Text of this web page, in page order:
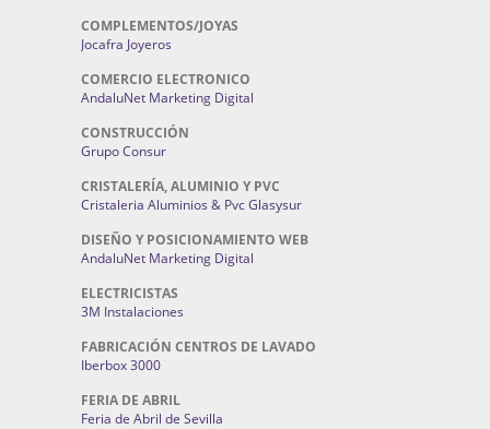
COMPLEMENTOS/JOYAS
Jocafra Joyeros
COMERCIO ELECTRONICO
AndaluNet Marketing Digital
CONSTRUCCIÓN
Grupo Consur
CRISTALERÍA, ALUMINIO Y PVC
Cristaleria Aluminios & Pvc Glasysur
DISEÑO Y POSICIONAMIENTO WEB
AndaluNet Marketing Digital
ELECTRICISTAS
3M Instalaciones
FABRICACIÓN CENTROS DE LAVADO
Iberbox 3000
FERIA DE ABRIL
Feria de Abril de Sevilla